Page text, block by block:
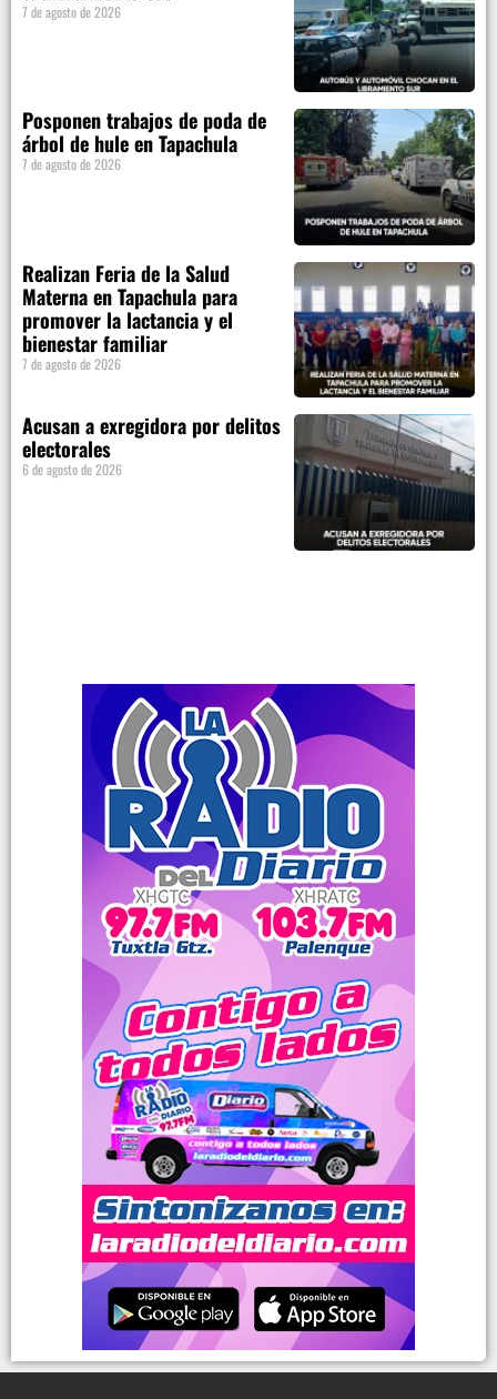
7 de agosto de 2026
Posponen trabajos de poda de
árbol de hule en Tapachula
7 de agosto de 2026
Realizan Feria de la Salud
Materna en Tapachula para
promover la lactancia y el
bienestar familiar
7 de agosto de 2026
Acusan a exregidora por delitos
electorales
6 de agosto de 2026